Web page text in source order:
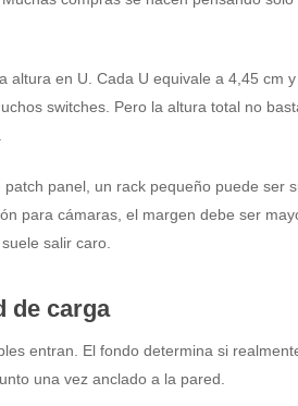
altura en U. Cada U equivale a 4,45
switches. Pero la altura total no
panel, un rack pequeño puede
para cámaras, el margen debe ser
salir caro.
de carga
entran. El fondo determina si
una vez anclado a la pared.